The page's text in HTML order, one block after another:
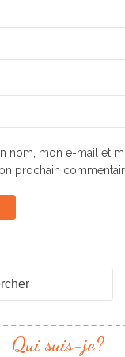
nom, mon e-mail et
prochain
Qui suis-je?